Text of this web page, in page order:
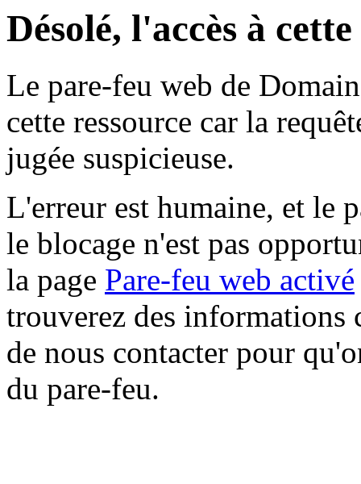
Désolé, l'accès à
Le pare-feu web de
cette ressource car la
jugée suspicieuse.
L'erreur est humaine, et le
le blocage n'est pas
la page Pare-feu web activé
trouverez des informations
de nous contacter pour
du pare-feu.